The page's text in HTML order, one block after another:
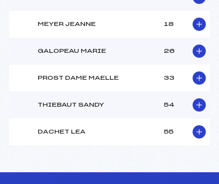
MEYER JEANNE 18
GALOPEAU MARIE 26
PROST DAME MAELLE 33
THIEBAUT SANDY 54
DACHET LEA 55